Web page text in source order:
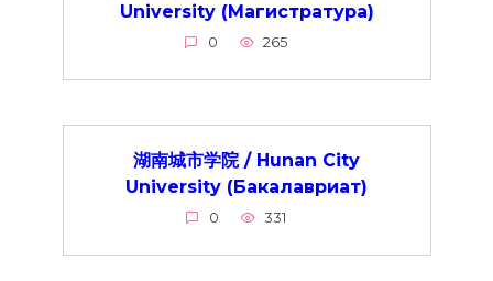
University (Магистратура)
0 265
湖南城市学院 / Hunan City
University (Бакалавриат)
0 331